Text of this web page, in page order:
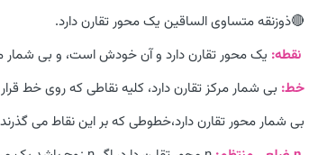
🔴ذوزنقه متساوی الساقین یک محور تقارن دارد.
نقطه: یک محور تقارن دارد و آن خودش است، و بی شمار
خط: بی شمار مرکز تقارن دارد، کلیه نقاطی که روی خط قرار
بی شمار محور تقارن دارد،خطوطی که بر این نقاط می